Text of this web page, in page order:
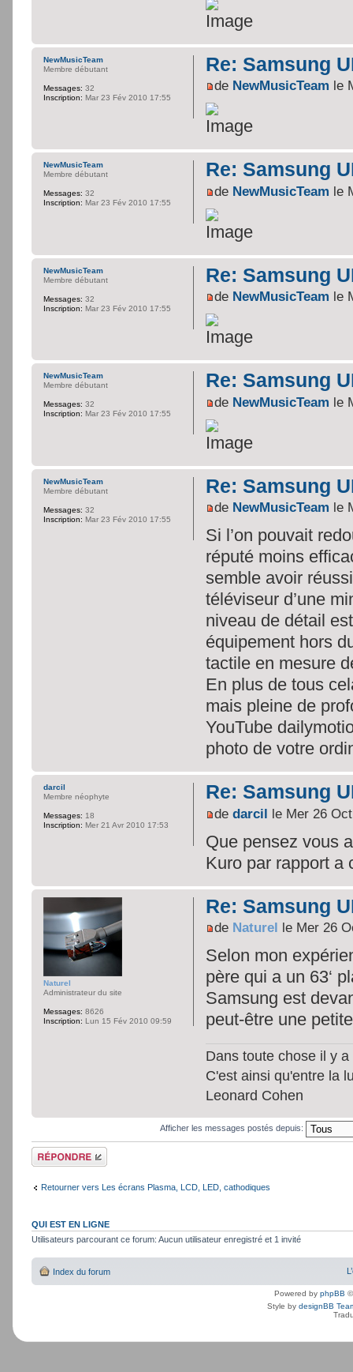
Re: Samsung
de NewMusicTeam le
NewMusicTeam
Membre débutant
Messages: 32
Inscription: Mar 23 Fév 2010 17:55
Re: Samsung
de NewMusicTeam le
NewMusicTeam
Membre débutant
Messages: 32
Inscription: Mar 23 Fév 2010 17:55
Re: Samsung
de NewMusicTeam le
NewMusicTeam
Membre débutant
Messages: 32
Inscription: Mar 23 Fév 2010 17:55
Re: Samsung
de NewMusicTeam le
NewMusicTeam
Membre débutant
Messages: 32
Inscription: Mar 23 Fév 2010 17:55
Re: Samsung
de NewMusicTeam le
Si l’on pouvait
réputé moins
semble avoir
téléviseur d’une
niveau de détail
équipement hors
tactile en mesure
En plus de tous
mais pleine de
YouTube
photo de votre
NewMusicTeam
Membre débutant
Messages: 32
Inscription: Mar 23 Fév 2010 17:55
Re: Samsung
dedarcil le Mer 26
Que pensez vous
Kuro par rapport a
darcil
Membre néophyte
Messages: 18
Inscription: Mer 21 Avr 2010 17:53
Re: Samsung
de Naturel le Mer 26
Selon mon
père qui a un 63‘
Samsung est
peut-être une
Dans toute chose il y
C'est ainsi qu'entre la
Leonard Cohen
Naturel
Administrateur du site
Messages: 8626
Inscription: Lun 15 Fév 2010 09:59
Afficher les messages postés depuis:
Répondre
Retourner vers Les écrans Plasma, LCD, LED, cathodiques
QUI EST EN LIGNE
Utilisateurs parcourant ce forum: Aucun utilisateur enregistré et 1 invité
Index du forum
Powered by phpBB
Style by designBB